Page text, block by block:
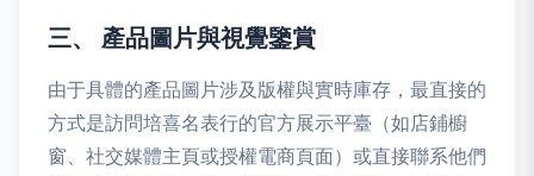
三、 產品圖片與視覺鑒賞
由于具體的產品圖片涉及版權與實時庫存，最直接的
方式是訪問培喜名表行的官方展示平臺（如店鋪櫥
窗、社交媒體主頁或授權電商頁面）或直接聯系他們